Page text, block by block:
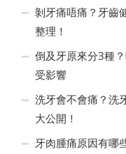
剝牙痛唔痛？牙齒
整理！
倒及牙原來分3種
受影響
洗牙會不會痛？洗
大公開！
牙肉腫痛原因有哪